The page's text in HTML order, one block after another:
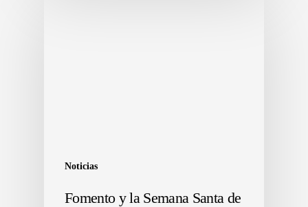
Noticias
Fomento y la Semana Santa de